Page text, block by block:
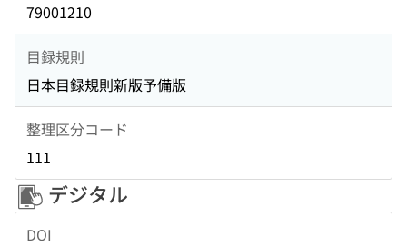
79001210
目録規則
日本目録規則新版予備版
整理区分コード
111
デジタル
DOI